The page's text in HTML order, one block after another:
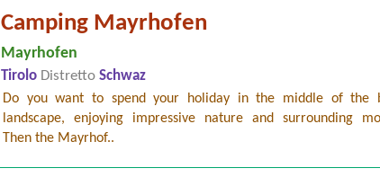
Camping Mayrhofen
Mayrhofen
Tirolo Distretto Schwaz
Do you want to spend your holiday in the middle of the
landscape, enjoying impressive nature and surrounding
Then the Mayrhof..